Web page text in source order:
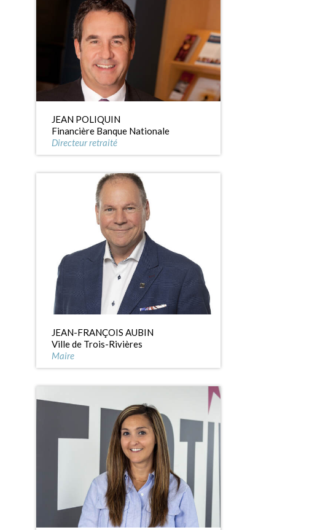
JEAN POLIQUIN
Financière Banque Nationale
Directeur retraité
JEAN-FRANÇOIS AUBIN
Ville de Trois-Rivières
Maire